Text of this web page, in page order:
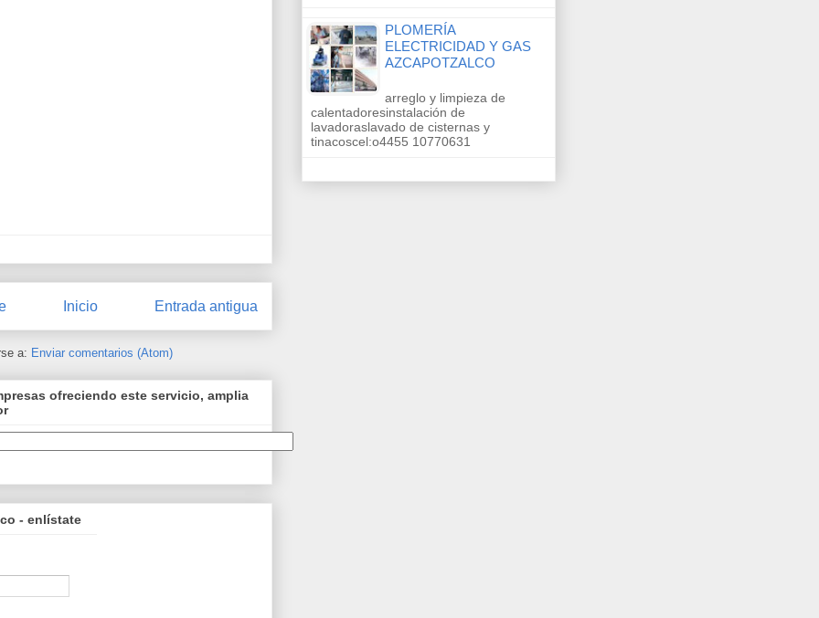
Entrada antigua
Inicio
a: Enviar comentarios (Atom)
ofreciendo este servicio, amplia
- enlístate
PLOMERÍA
ELECTRICIDAD Y GAS
AZCAPOTZALCO
arreglo y limpieza de
calentadoresinstalación de
lavadoraslavado de cisternas y
tinacoscel:o4455 10770631